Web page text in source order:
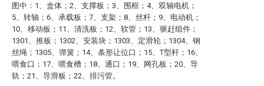
图中：1、盒体；2、支撑板；3、围框；4、双轴电机；
5、转轴；6、承载板；7、支架；8、丝杆；9、电动机；
10、移动板；11、清洗板；12、软管；13、驱赶组件；
1301、推板；1302、安装块；1303、定滑轮；1304、钢
丝绳；1305、弹簧；14、条形让位口；15、T型杆；16、
喂食口；17、喂食槽；18、通口；19、网孔板；20、导
轨；21、导滑板；22、排污管。